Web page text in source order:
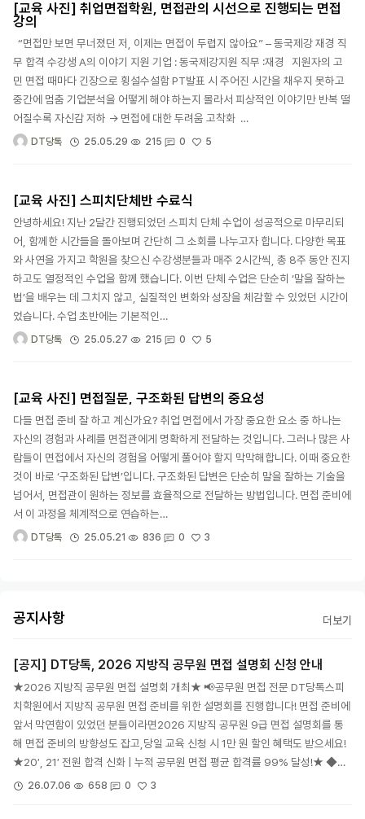
[교육 사진] 취업면접학원, 면접관의 시선으로 진행되는 면접
강의
“면접만 보면 무너졌던 저, 이제는 면접이 두렵지 않아요” – 동국제강 재경 직
무 합격 수강생 A의 이야기 지원 기업 : 동국제강지원 직무 :재경 지원자의 고
민 면접 때마다 긴장으로 횡설수설함 PT발표 시 주어진 시간을 채우지 못하고
중간에 멈춤 기업분석을 어떻게 해야 하는지 몰라서 피상적인 이야기만 반복 떨
어질수록 자신감 저하 → 면접에 대한 두려움 고착화 …
DT당톡 25.05.29 215 0 5
[교육 사진] 스피치단체반 수료식
안녕하세요! 지난 2달간 진행되었던 스피치 단체 수업이 성공적으로 마무리되
어, 함께한 시간들을 돌아보며 간단히 그 소회를 나누고자 합니다. 다양한 목표
와 사연을 가지고 학원을 찾으신 수강생분들과 매주 2시간씩, 총 8주 동안 진지
하고도 열정적인 수업을 함께 했습니다. 이번 단체 수업은 단순히 ‘말을 잘하는
법’을 배우는 데 그치지 않고, 실질적인 변화와 성장을 체감할 수 있었던 시간이
었습니다. 수업 초반에는 기본적인…
DT당톡 25.05.27 215 0 5
[교육 사진] 면접질문, 구조화된 답변의 중요성
다들 면접 준비 잘 하고 계신가요? 취업 면접에서 가장 중요한 요소 중 하나는
자신의 경험과 사례를 면접관에게 명확하게 전달하는 것입니다. 그러나 많은 사
람들이 면접에서 자신의 경험을 어떻게 풀어야 할지 막막해합니다. 이때 중요한
것이 바로 ‘구조화된 답변’입니다. 구조화된 답변은 단순히 말을 잘하는 기술을
넘어서, 면접관이 원하는 정보를 효율적으로 전달하는 방법입니다. 면접 준비에
서 이 과정을 체계적으로 연습하는…
DT당톡 25.05.21 836 0 3
공지사항 더보기
[공지] DT당톡, 2026 지방직 공무원 면접 설명회 신청 안내
★2026 지방직 공무원 면접 설명회 개최★ 📢공무원 면접 전문 DT당톡스피
치학원에서 지방직 공무원 면접 준비를 위한 설명회를 진행합니다! 면접 준비에
앞서 막연함이 있었던 분들이라면2026 지방직 공무원 9급 면접 설명회를 통
해 면접 준비의 방향성도 잡고,당일 교육 신청 시 1만 원 할인 혜택도 받으세요!
★20′, 21′ 전원 합격 신화 | 누적 공무원 면접 평균 합격률 99% 달성!★ ◆…
26.07.06 658 0 3